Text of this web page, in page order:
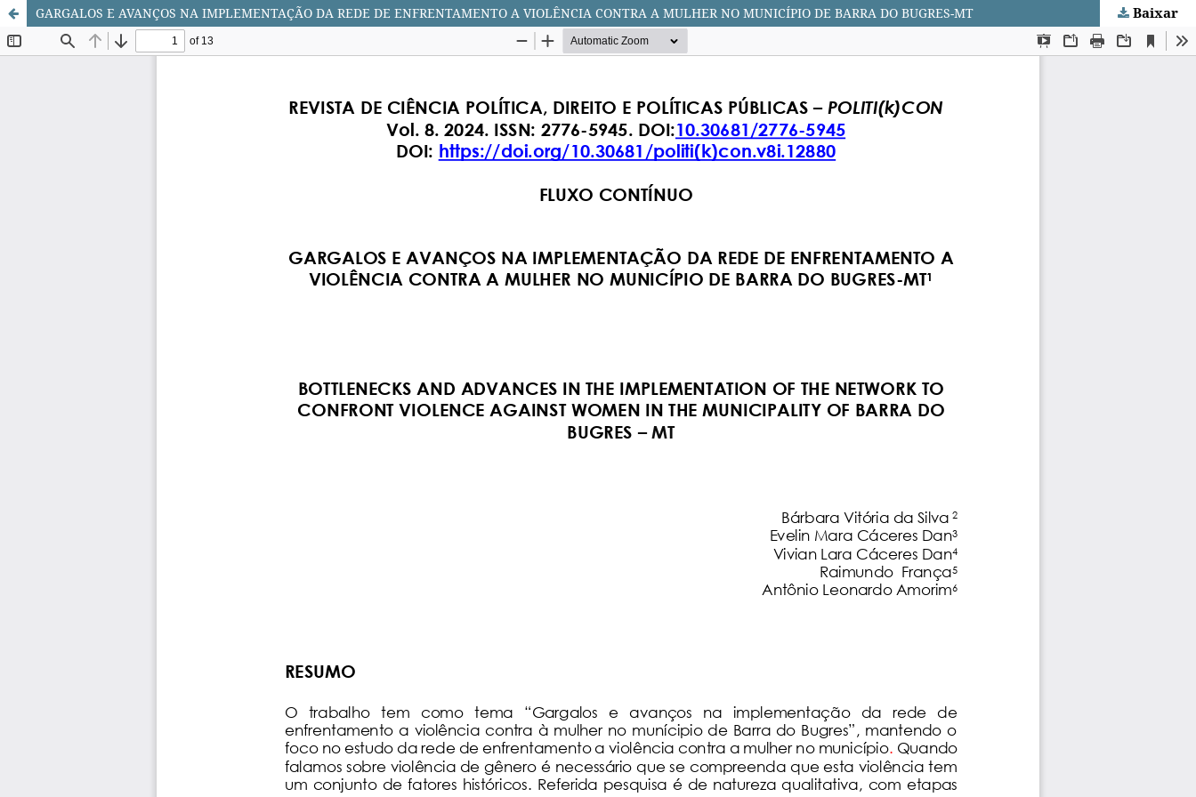
GARGALOS E AVANÇOS NA IMPLEMENTAÇÃO DA REDE DE ENFRENTAMENTO A VIOLÊNCIA CONTRA A MULHER NO MUNICÍPIO DE BARRA DO BUGRES-MT Baixar